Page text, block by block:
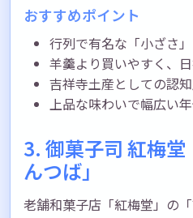
おすすめポイント
行列で有名な「小ざさ
羊羹より買いやすく、
吉祥寺土産としての認
上品な味わいで幅広い
3. 御菓子司 紅梅
んつば」
老舗和菓子店「紅梅堂」の